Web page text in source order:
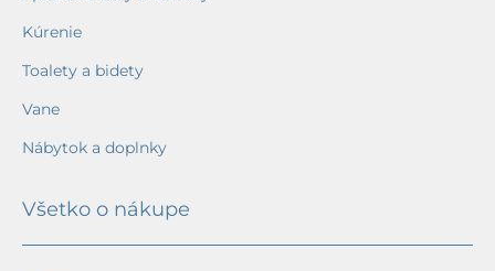
Kúrenie
Toalety a bidety
Vane
Nábytok a doplnky
Všetko o nákupe